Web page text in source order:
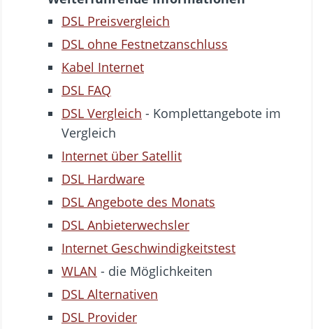
DSL Preisvergleich
DSL ohne Festnetzanschluss
Kabel Internet
DSL FAQ
DSL Vergleich - Komplettangebote im
Vergleich
Internet über Satellit
DSL Hardware
DSL Angebote des Monats
DSL Anbieterwechsler
Internet Geschwindigkeitstest
WLAN - die Möglichkeiten
DSL Alternativen
DSL Provider